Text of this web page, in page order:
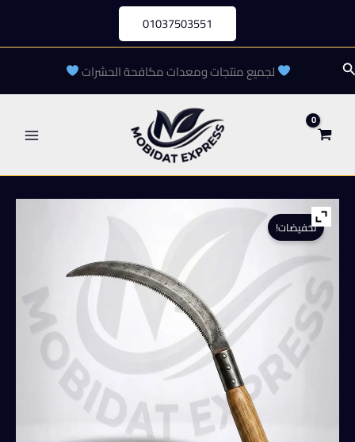
المحتوى
01037503551
البحث لجميع منتجات ومعدات مكافحة الحشرات
تخفيضات!